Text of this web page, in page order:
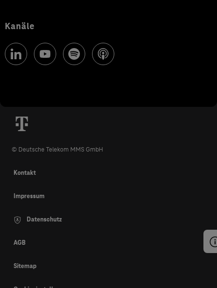
Kanäle
© Deutsche Telekom MMS GmbH
Kontakt
Impressum
Datenschutz
AGB
Sitemap